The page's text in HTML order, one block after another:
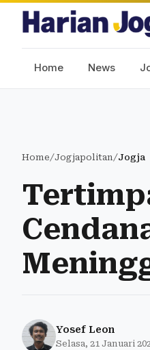
Home News
Home/Jogjapolitan/Jogja
Yosef Leon
Selasa, 21 Januari